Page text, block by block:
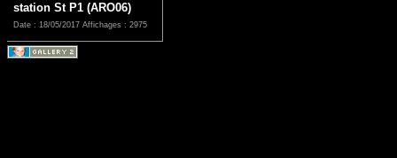
station St P1 (ARO06)
Date : 18/05/2017 Affichages : 2975